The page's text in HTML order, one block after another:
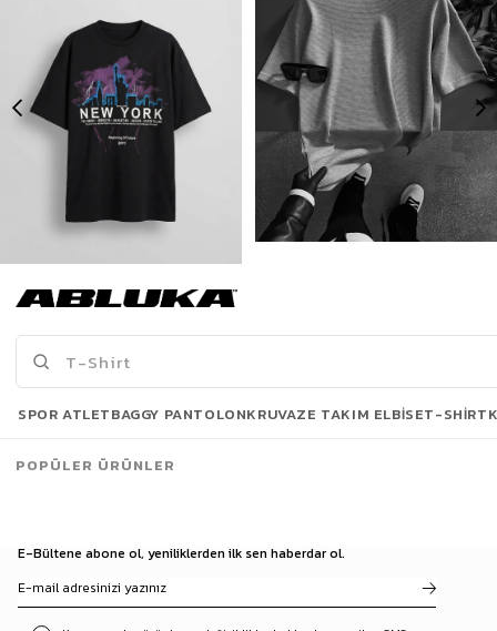
Erkek New York Baskılı Oversize T-Shirt Siyah
Son Bakılanlar
E-Bültene abone ol, yeniliklerden ilk sen haberdar ol.
SPOR ATLETBAGGY PANTOLONKRUVAZE TAKIM ELBISET-SHIRT
POPÜLER ÜRÜNLER